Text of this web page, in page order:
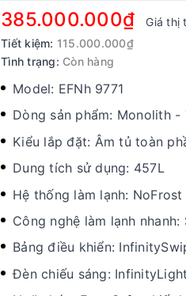
385.000.000₫ Giá thị
Tiết kiệm: 115.000.000₫
Tình trạng: Còn hàng
Model: EFNh 9771
Dòng sản phẩm: Monolith
Kiểu lắp đặt: Âm tủ toàn
Dung tích sử dụng: 457L
Hệ thống làm lạnh:
Công nghệ làm lạnh nhanh:
Bảng điều khiển:
Đèn chiếu sáng: